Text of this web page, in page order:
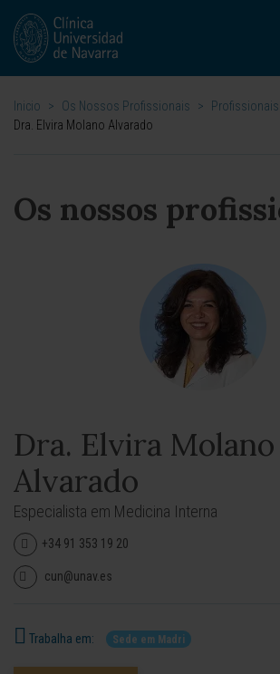
Inicio > Os Nossos Profissionais > Profissionais
Dra. Elvira Molano Alvarado
Os nossos
Dra. Elvira Molano
Alvarado
Especialista em Medicina Interna
+34 91 353 19 20
cun@unav.es
Trabalha em: Sede em Madri